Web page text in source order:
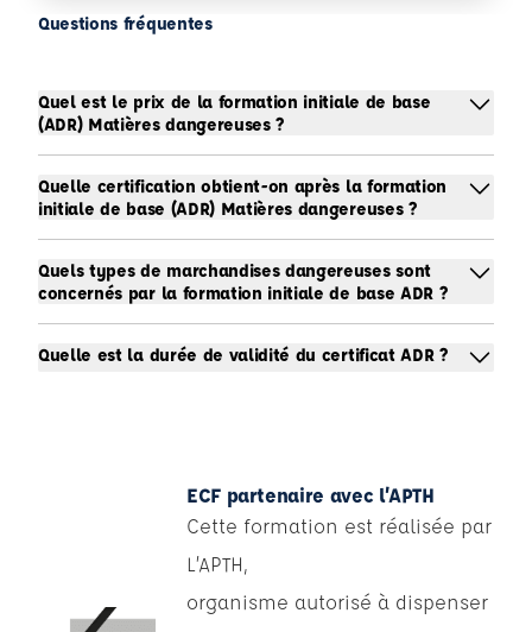
Questions fréquentes
Quel est le prix de la formation initiale de base
(ADR) Matières dangereuses ?
Quelle certification obtient-on après la formation
initiale de base (ADR) Matières dangereuses ?
Quels types de marchandises dangereuses sont
concernés par la formation initiale de base ADR ?
Quelle est la durée de validité du certificat ADR ?
ECF partenaire avec l’APTH
Cette formation est réalisée par
L’APTH,
organisme autorisé à dispenser